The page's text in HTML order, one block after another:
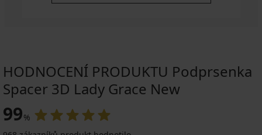
HODNOCENÍ PRODUKTU Podprsenka
Spacer 3D Lady Grace New
99%